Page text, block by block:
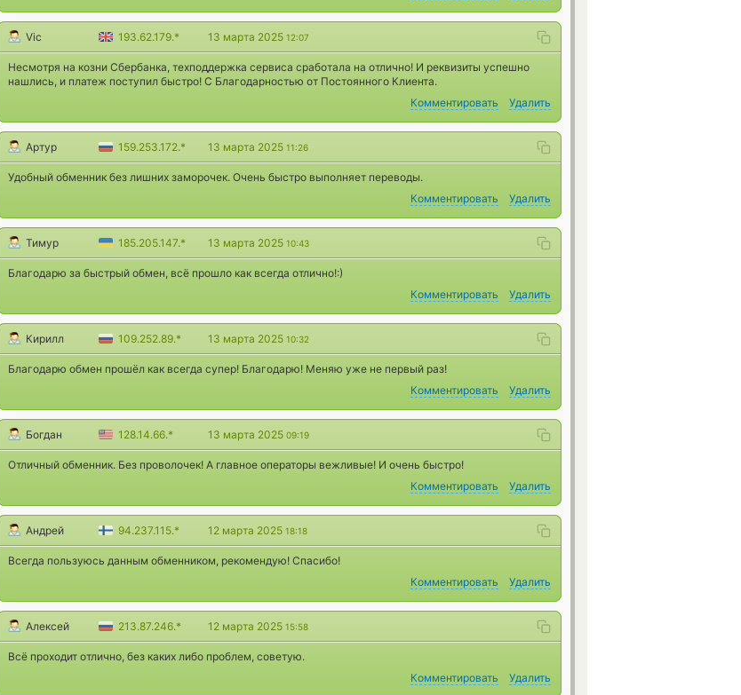
Vic 193.62.179.* 13 марта 2025 12:07
Несмотря на козни Сбербанка, техподдержка сервиса сработала на отлично! И реквизиты успешно
нашлись, и платеж поступил быстро! С Благодарностью от Постоянного Клиента.
Комментировать
Удалить
Артур 159.253.172.* 13 марта 2025 11:26
Удобный обменник без лишних заморочек. Очень быстро выполняет переводы.
Комментировать
Удалить
Тимур 185.205.147.* 13 марта 2025 10:43
Благодарю за быстрый обмен, всё прошло как всегда отлично!:)
Комментировать
Удалить
Кирилл 109.252.89.* 13 марта 2025 10:32
Благодарю обмен прошёл как всегда супер! Благодарю! Меняю уже не первый раз!
Комментировать
Удалить
Богдан 128.14.66.* 13 марта 2025 09:19
Отличный обменник. Без проволочек! А главное операторы вежливые! И очень быстро!
Комментировать
Удалить
Андрей 94.237.115.* 12 марта 2025 18:18
Всегда пользуюсь данным обменником, рекомендую! Спасибо!
Комментировать
Удалить
Алексей 213.87.246.* 12 марта 2025 15:58
Всё проходит отлично, без каких либо проблем, советую.
Комментировать
Удалить